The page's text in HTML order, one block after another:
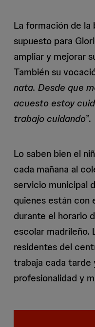
La formación de la
supuesto para
ampliar y mejorar
También su
nata. Desde que
acuesto estoy
trabajo cuidando”.
Lo saben bien el
cada mañana al
servicio municipal
quienes están con
durante el horario
escolar madrileño.
residentes del
trabaja cada tarde
profesionalidad y